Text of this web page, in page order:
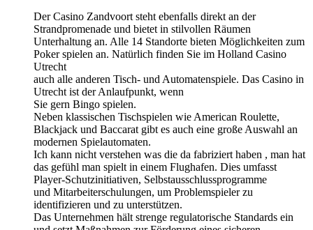
Der Casino Zandvoort steht ebenfalls direkt an der
Strandpromenade und bietet in stilvollen Räumen
Unterhaltung an. Alle 14 Standorte bieten Möglichkeiten zum
Poker spielen an. Natürlich finden Sie im Holland Casino
Utrecht
auch alle anderen Tisch- und Automatenspiele. Das Casino in
Utrecht ist der Anlaufpunkt, wenn
Sie gern Bingo spielen.
Neben klassischen Tischspielen wie American Roulette,
Blackjack und Baccarat gibt es auch eine große Auswahl an
modernen Spielautomaten.
Ich kann nicht verstehen was die da fabriziert haben , man hat
das gefühl man spielt in einem Flughafen. Dies umfasst
Player-Schutzinitiativen, Selbstausschlussprogramme
und Mitarbeiterschulungen, um Problemspieler zu
identifizieren und zu unterstützen.
Das Unternehmen hält strenge regulatorische Standards ein